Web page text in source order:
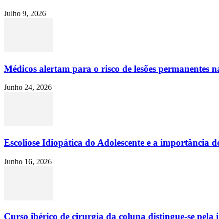
Julho 9, 2026
Médicos alertam para o risco de lesões permanentes
Junho 24, 2026
Escoliose Idiopática do Adolescente e a importância
Junho 16, 2026
Curso ibérico de cirurgia da coluna distingue-se pela